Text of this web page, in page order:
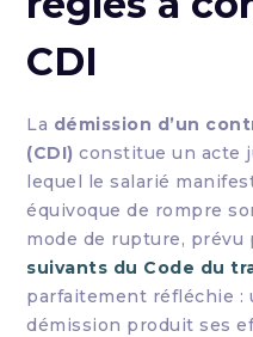
CDI
La démission d’un
(CDI) constitue un acte
lequel le salarié
équivoque de rompre
mode de rupture, prévu
suivants du Code du
parfaitement réfléchie :
démission produit ses